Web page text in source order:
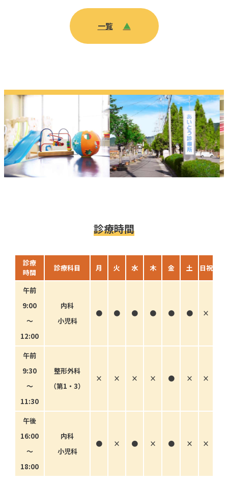
一覧 ▲
診療時間
診療
時間
診療科目 月 火 水 木 金 土 日祝
午前
9:00
〜
12:00
内科
小児科
● ● ● ● ● ● ×
午前
9:30
〜
11:30
整形外科
（第1・3）
× × × × ● × ×
午後
16:00
〜
18:00
内科
小児科
● × ● × ● × ×